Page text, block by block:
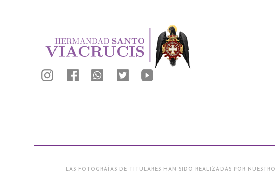
LAS FOTOGRAÍAS DE TITULARES HAN SIDO REALIZADAS POR